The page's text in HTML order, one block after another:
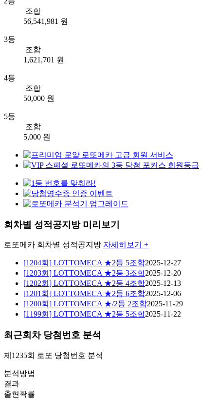
조합
56,541,981 원
3등
조합
1,621,701 원
4등
조합
50,000 원
5등
조합
5,000 원
회차별 성적공지방 미리보기
로또메카 회차별 성적공지방 자세히보기 +
[1204회] LOTTOMECA ★2등 5조합2025-12-27
[1203회] LOTTOMECA ★2등 3조합2025-12-20
[1202회] LOTTOMECA ★2등 4조합2025-12-13
[1201회] LOTTOMECA ★2등 6조합2025-12-06
[1200회] LOTTOMECA ★/2등 2조합2025-11-29
[1199회] LOTTOMECA ★2등 5조합2025-11-22
최근회차 당첨번호 분석
제1235회 로또 당첨번호 분석
분석방법
결과
출현확률